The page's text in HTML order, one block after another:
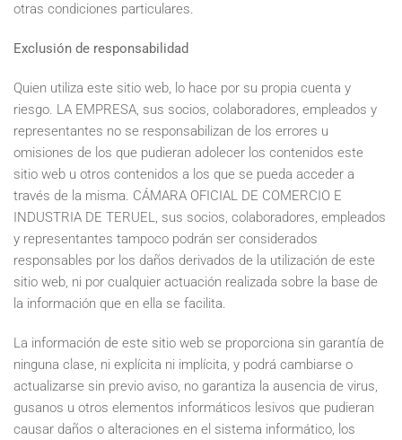
otras condiciones particulares.
Exclusión de responsabilidad
Quien utiliza este sitio web, lo hace por su propia cuenta y
riesgo. LA EMPRESA, sus socios, colaboradores, empleados y
representantes no se responsabilizan de los errores u
omisiones de los que pudieran adolecer los contenidos este
sitio web u otros contenidos a los que se pueda acceder a
través de la misma. CÁMARA OFICIAL DE COMERCIO E
INDUSTRIA DE TERUEL, sus socios, colaboradores, empleados
y representantes tampoco podrán ser considerados
responsables por los daños derivados de la utilización de este
sitio web, ni por cualquier actuación realizada sobre la base de
la información que en ella se facilita.
La información de este sitio web se proporciona sin garantía de
ninguna clase, ni explícita ni implícita, y podrá cambiarse o
actualizarse sin previo aviso, no garantiza la ausencia de virus,
gusanos u otros elementos informáticos lesivos que pudieran
causar daños o alteraciones en el sistema informático, los